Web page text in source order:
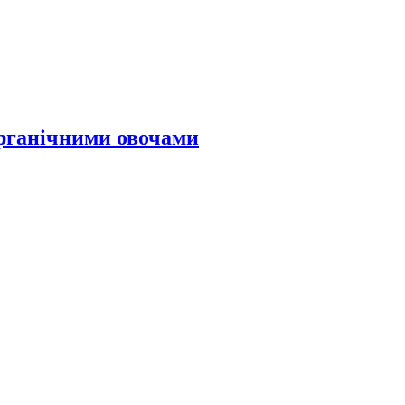
овочами